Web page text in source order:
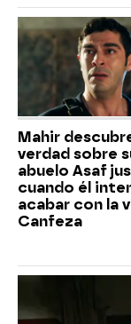
Mahir
verdad sobre
abuelo Asaf
cuando él
acabar con la
Canfeza